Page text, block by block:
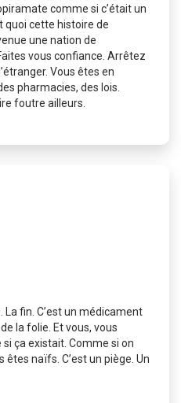
comme si c’était un
quoi cette histoire de
une nation de
vous confiance. Arrêtez
Vous êtes en
pharmacies, des lois.
foutre ailleurs.
La fin. C’est un médicament
la folie. Et vous, vous
ça existait. Comme si on
naïfs. C’est un piège. Un